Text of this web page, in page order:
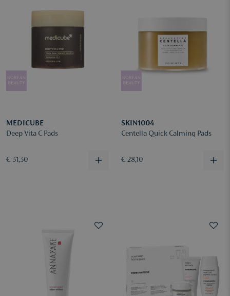
MEDICUBE
Deep Vita C Pads
€ 31,30
SKIN1004
Centella Quick Calming Pads
€ 28,10